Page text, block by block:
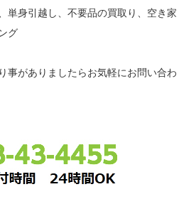
単身引越し、不要品の買取り、空き家
グ
事がありましたらお気軽にお問い合わ